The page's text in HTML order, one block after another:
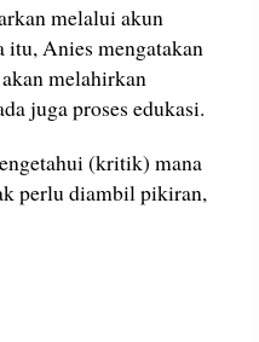
melalui akun
Anies mengatakan
melahirkan
juga proses edukasi.
(kritik) mana
perlu diambil pikiran,